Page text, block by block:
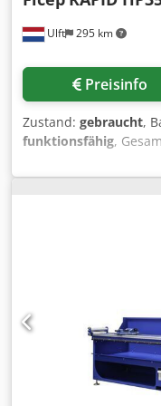
Ulft 295 km
Preisinfo
Zustand: gebraucht,
funktionsfähig,
, Art des
Gesamtbreite:3.500
wirtschaftliche
Profilen) im
automatisierten
reduziert Handling,
Gitterkonstruktionen.
Ueberholt und